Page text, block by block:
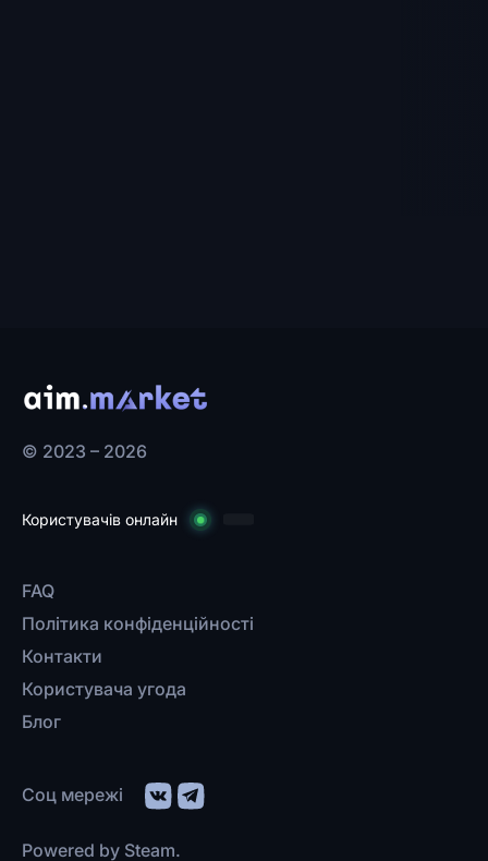
© 2023 – 2026
Користувачів онлайн
FAQ
Політика конфіденційності
Контакти
Користувача угода
Блог
Соц мережі
Powered by Steam.